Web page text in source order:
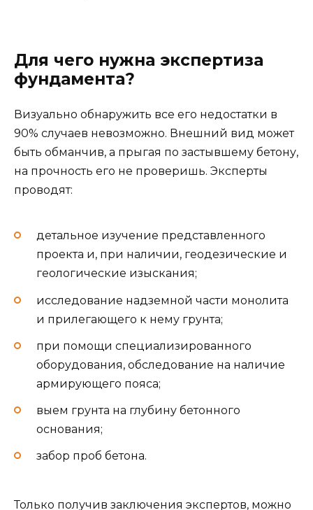
Для чего нужна экспертиза
фундамента?
Визуально обнаружить все его недостатки в
90% случаев невозможно. Внешний вид может
быть обманчив, а прыгая по застывшему бетону,
на прочность его не проверишь. Эксперты
проводят:
детальное изучение представленного
проекта и, при наличии, геодезические и
геологические изыскания;
исследование надземной части монолита
и прилегающего к нему грунта;
при помощи специализированного
оборудования, обследование на наличие
армирующего пояса;
выем грунта на глубину бетонного
основания;
забор проб бетона.
Только получив заключения экспертов, можно